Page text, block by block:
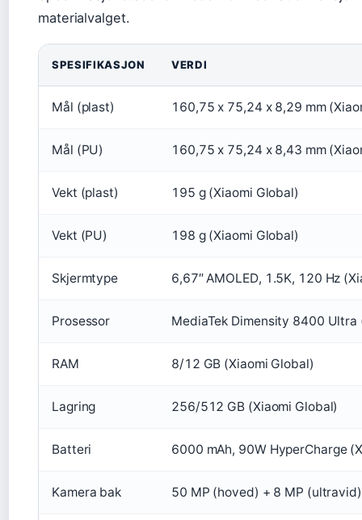
materialvalget.
SPESIFIKASJON VERDI
Mål (plast) 160,75 x 75,24 x 8,29 mm
Mål (PU) 160,75 x 75,24 x 8,43 mm
Vekt (plast) 195 g (Xiaomi Global)
Vekt (PU) 198 g (Xiaomi Global)
Skjermtype 6,67″ AMOLED, 1.5K, 120 Hz
Prosessor MediaTek Dimensity 8400 Ultra
RAM 8/12 GB (Xiaomi Global)
Lagring 256/512 GB (Xiaomi Global)
Batteri 6000 mAh, 90W HyperCharge
Kamera bak 50 MP (hoved) + 8 MP